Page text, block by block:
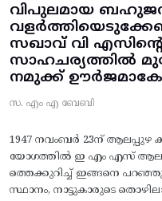
വിപുലമായ
സഖാവ് വി
സാഹചര്യത്തിൽ
നമുക്ക്
സ. എം എ ബേബി
1947 നവംബർ 23ന് ആലപ്പുഴ
യോഗത്തിൽ ഇ എം എസ്
ത്തെക്കുറിച്ച് ഇങ്ങനെ
സ്ഥാനം, നാട്ടുകാരുടെ